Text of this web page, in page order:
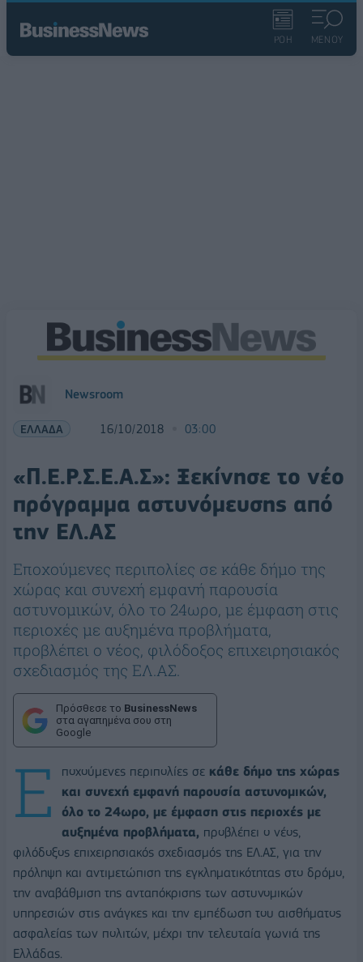
ΡΟΗ ΜΕΝΟΥ
Newsroom
ΕΛΛΑΔΑ 16/10/2018 03:00
«Π.Ε.Ρ.Σ.Ε.Α.Σ»: Ξεκίνησε το νέο
πρόγραμμα αστυνόμευσης από
την ΕΛ.ΑΣ
Εποχούμενες περιπολίες σε κάθε δήμο της
χώρας και συνεχή εμφανή παρουσία
αστυνομικών, όλο το 24ωρο, με έμφαση στις
περιοχές με αυξημένα προβλήματα,
προβλέπει ο νέος, φιλόδοξος επιχειρησιακός
σχεδιασμός της ΕΛ.ΑΣ.
Πρόσθεσε το BusinessNews
στα αγαπημένα σου στη
Google
Ε ποχούμενες περιπολίες σε κάθε δήμο της χώρας
και συνεχή εμφανή παρουσία αστυνομικών,
όλο το 24ωρο, με έμφαση στις περιοχές με
αυξημένα προβλήματα, προβλέπει ο νέος,
φιλόδοξος επιχειρησιακός σχεδιασμός της ΕΛ.ΑΣ, για την
πρόληψη και αντιμετώπιση της εγκληματικότητας στο δρόμο,
την αναβάθμιση της ανταπόκρισης των αστυνομικών
υπηρεσιών στις ανάγκες και την εμπέδωση του αισθήματος
ασφαλείας των πολιτών, μέχρι την τελευταία γωνιά της
Ελλάδας.